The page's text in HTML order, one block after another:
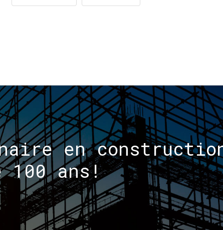
en
100 ans!